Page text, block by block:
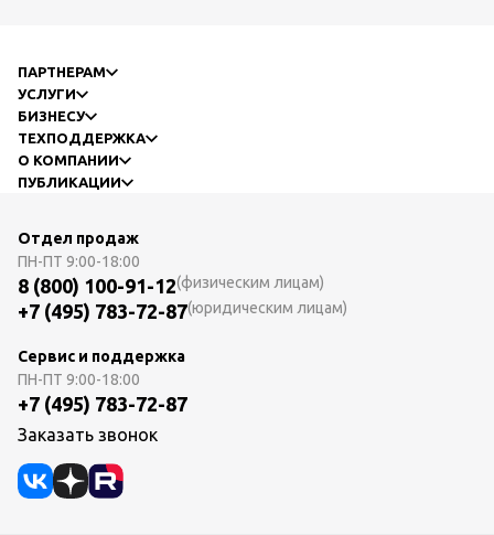
ПАРТНЕРАМ
УСЛУГИ
БИЗНЕСУ
ТЕХПОДДЕРЖКА
О КОМПАНИИ
ПУБЛИКАЦИИ
Отдел продаж
ПН-ПТ 9:00-18:00
8 (800) 100-91-12(физическим лицам)
+7 (495) 783-72-87(юридическим лицам)
Сервис и поддержка
ПН-ПТ 9:00-18:00
+7 (495) 783-72-87
Заказать звонок